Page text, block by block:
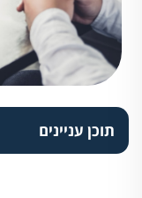
תוכן עניינים